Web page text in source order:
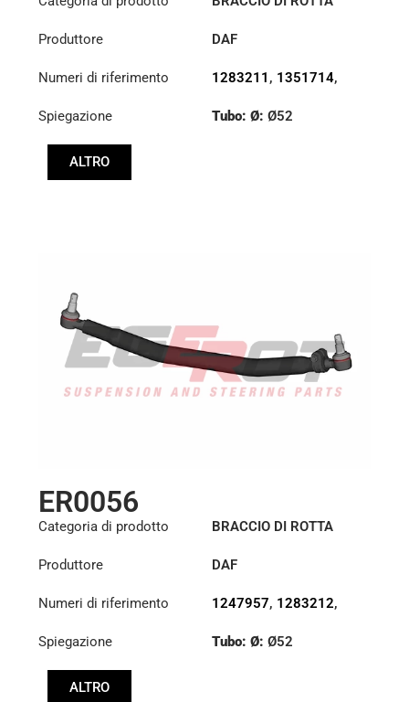
Produttore DAF
Numeri di riferimento 1283211 , 1351714,
Spiegazione
Tubo: Ø:Ø52
ALTRO
ER0056
Categoria di prodotto BRACCIO DI ROTTA
Produttore DAF
Numeri di riferimento 1247957, 1283212,
Spiegazione
Tubo: Ø:Ø52
ALTRO